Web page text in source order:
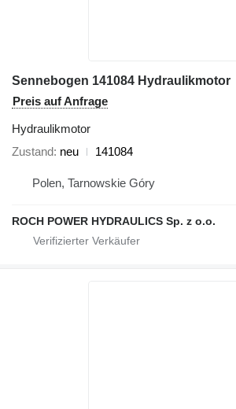
Sennebogen 141084 Hydraulikmotor
Preis auf Anfrage
Hydraulikmotor
Zustand neu 141084
Polen, Tarnowskie Góry
ROCH POWER HYDRAULICS Sp. z o.o.